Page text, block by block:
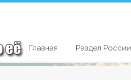
Главная Раздел России